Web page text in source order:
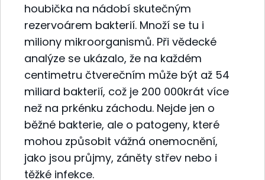
houbička na nádobí skutečným
rezervoárem bakterií. Množí se tu i
miliony mikroorganismů. Při vědecké
analýze se ukázalo, že na každém
centimetru čtverečním může být až 54
miliard bakterií, což je 200 000krát více
než na prkénku záchodu. Nejde jen o
běžné bakterie, ale o patogeny, které
mohou způsobit vážná onemocnění,
jako jsou průjmy, záněty střev nebo i
těžké infekce.